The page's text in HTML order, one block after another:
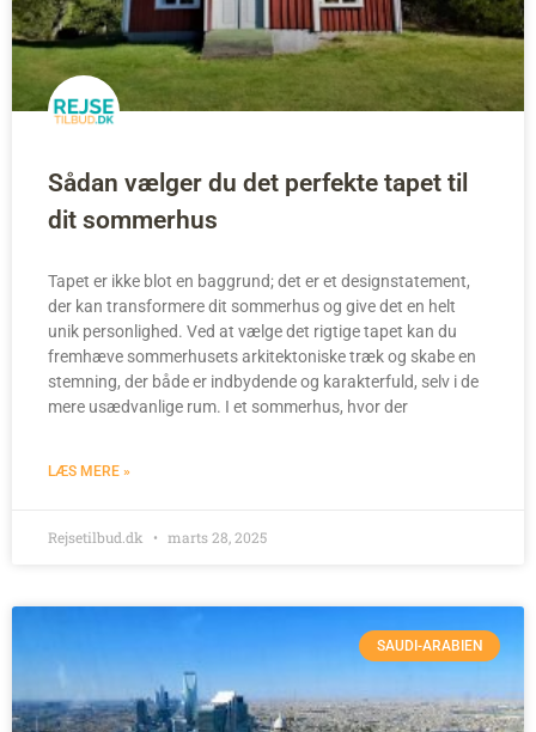
Sådan vælger du det perfekte tapet til
dit sommerhus
Tapet er ikke blot en baggrund; det er et designstatement,
der kan transformere dit sommerhus og give det en helt
unik personlighed. Ved at vælge det rigtige tapet kan du
fremhæve sommerhusets arkitektoniske træk og skabe en
stemning, der både er indbydende og karakterfuld, selv i de
mere usædvanlige rum. I et sommerhus, hvor der
LÆS MERE »
Rejsetilbud.dk marts 28, 2025
SAUDI-ARABIEN